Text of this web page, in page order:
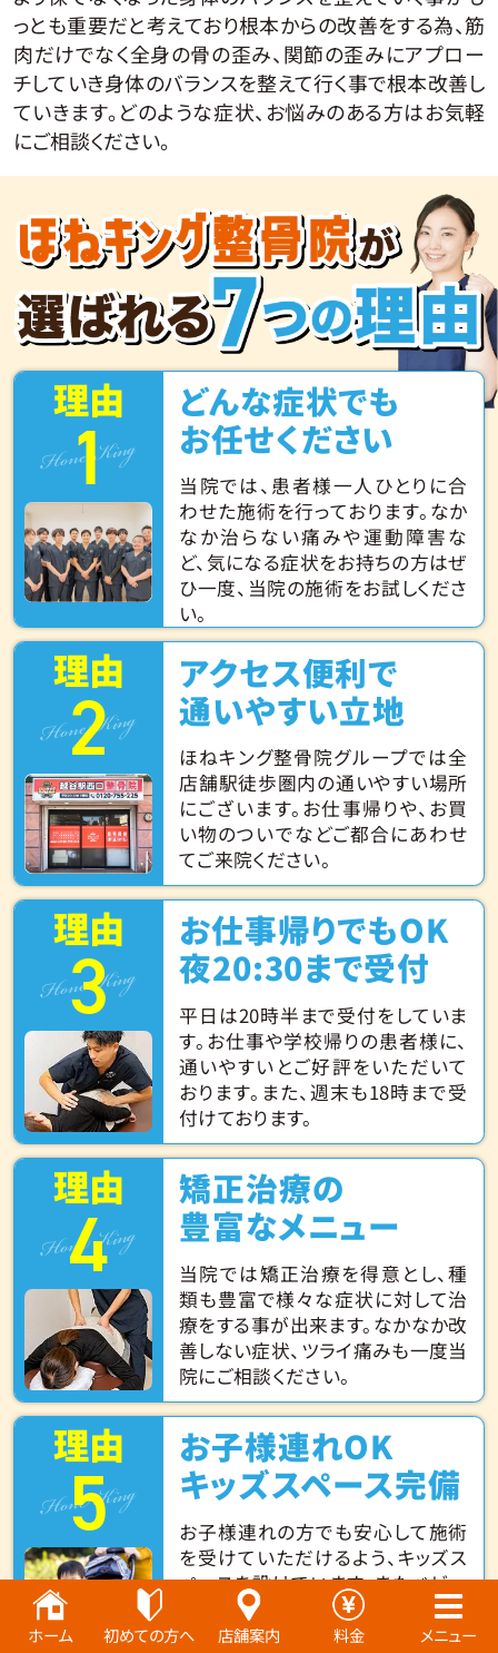
ホーム 初めての方へ 店舗案内 料金 メニュー
っとも重要だと考えており根本からの改善をする為、筋
肉だけでなく全身の骨の歪み、関節の歪みにアプロー
チしていき身体のバランスを整えて行く事で根本改善し
ていきます。どのような症状、お悩みのある方はお気軽
にご相談ください。
理由
1
Hone King
どんな症状でも
お任せください
当院では、患者様一人ひとりに合
わせた施術を行っております。なか
なか治らない痛みや運動障害な
ど、気になる症状をお持ちの方はぜ
ひ一度、当院の施術をお試しくださ
い。
理由
2
Hone King
アクセス便利で
通いやすい立地
ほねキング整骨院グループでは全
店舗駅徒歩圏内の通いやすい場所
にございます。お仕事帰りや、お買
い物のついでなどご都合にあわせ
てご来院ください。
理由
3
Hone King
お仕事帰りでもOK
夜20:30まで受付
平日は20時半まで受付をしていま
す。お仕事や学校帰りの患者様に、
通いやすいとご好評をいただいて
おります。また、週末も18時まで受
付けております。
理由
4
Hone King
矯正治療の
豊富なメニュー
当院では矯正治療を得意とし、種
類も豊富で様々な症状に対して治
療をする事が出来ます。なかなか改
善しない症状、ツライ痛みも一度当
院にご相談ください。
理由
5
Hone King
お子様連れOK
キッズスペース完備
お子様連れの方でも安心して施術
を受けていただけるよう、キッズス
ペースを設けています。またベビー
カーでのご来院OK。バウンサー・子
供用DVDも完備しております。